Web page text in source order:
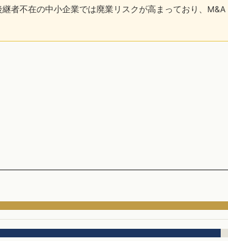
継者不在の中小企業では廃業リスクが高まっており、